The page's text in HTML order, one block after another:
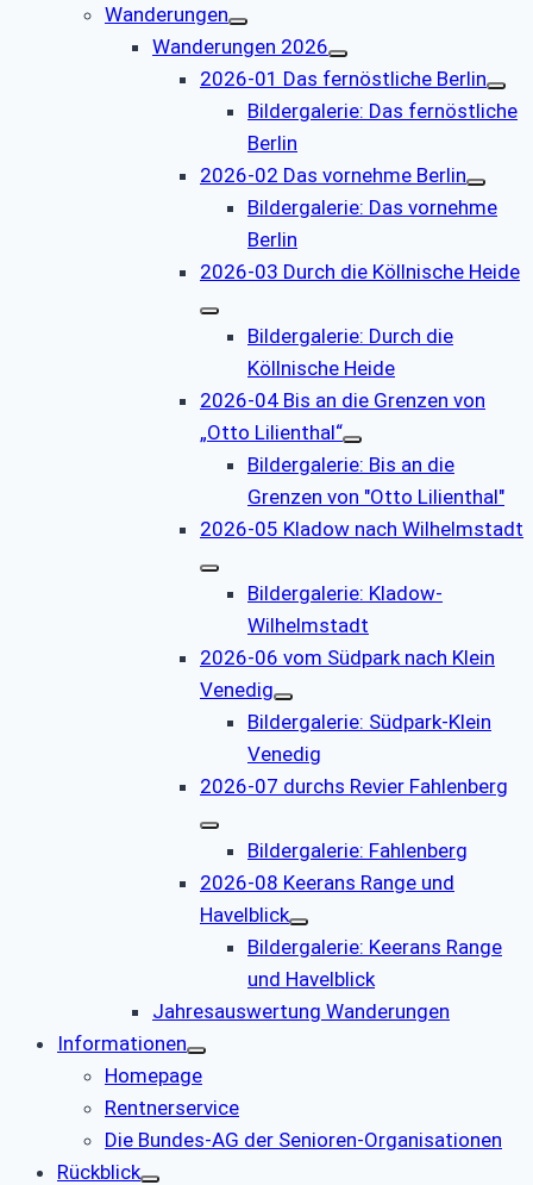
Wanderungen
Wanderungen 2026
2026-01 Das fernöstliche Berlin
Bildergalerie: Das fernöstliche
Berlin
2026-02 Das vornehme Berlin
Bildergalerie: Das vornehme
Berlin
2026-03 Durch die Köllnische Heide
Bildergalerie: Durch die
Köllnische Heide
2026-04 Bis an die Grenzen von
„Otto Lilienthal“
Bildergalerie: Bis an die
Grenzen von "Otto Lilienthal"
2026-05 Kladow nach Wilhelmstadt
Bildergalerie: Kladow-
Wilhelmstadt
2026-06 vom Südpark nach Klein
Venedig
Bildergalerie: Südpark-Klein
Venedig
2026-07 durchs Revier Fahlenberg
Bildergalerie: Fahlenberg
2026-08 Keerans Range und
Havelblick
Bildergalerie: Keerans Range
und Havelblick
Jahresauswertung Wanderungen
Informationen
Homepage
Rentnerservice
Die Bundes-AG der Senioren-Organisationen
Rückblick